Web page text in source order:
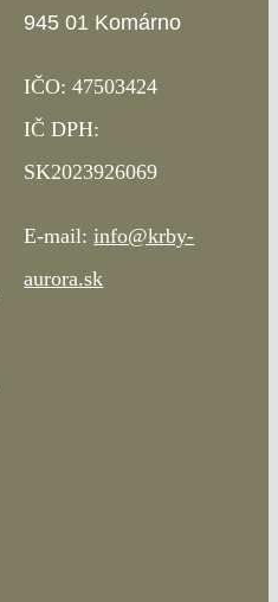
945 01 Komárno
IČO: 47503424
IČ DPH:
SK2023926069
E-mail:info@krby-
aurora.sk